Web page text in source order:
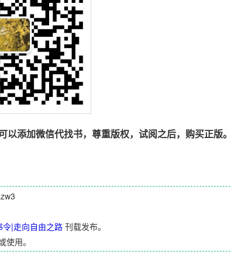
添加微信代找书，尊重版权，试阅之后，购买正版
令|走向自由之路刊载发布。
用。